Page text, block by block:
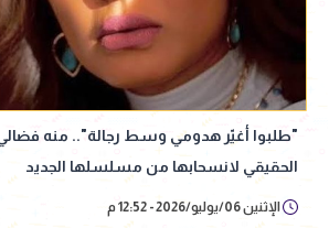
"طلبوا أغيّر هدومي وسط رجالة".. منه
الحقيقي لانسحابها من مسلسلها الجديد
الإثنين 06/يوليو/2026 - 12:52 م